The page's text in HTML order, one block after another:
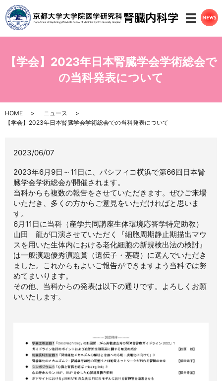
メニ
【学会】2023年日本腎臓学会学術総会で
の当科発表について
HOME
ニュース
【学会】2023年日本腎臓学会学術総会での当科発表について
2023/06/07
2023年6月9日～11日に、パシフィコ横浜で第66回日本腎
臓学会学術総会が開催されます。
当科からも複数の報告をさせていただきます。ぜひご来場
いただき、多くの方からご意見をいただければと思いま
す。
6月11日に当科（産学共同講座生体環境応答学特定助教）
山田 龍が口演させていただく『細胞周期静止期描出マウ
スを用いた生体内における老化細胞の新規検出法の検討』
は一般演題優秀演題賞（遺伝子・基礎）に選んでいただき
ました。これからもよいご報告ができますよう当科では努
めてまいります。
その他、当科からの発表は以下の通りです。よろしくお願
いいたします。